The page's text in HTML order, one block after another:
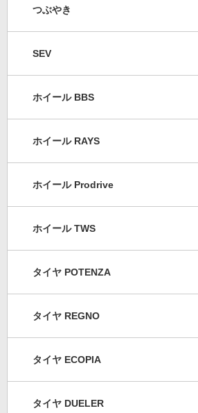
つぶやき
SEV
ホイール BBS
ホイール RAYS
ホイール Prodrive
ホイール TWS
タイヤ POTENZA
タイヤ REGNO
タイヤ ECOPIA
タイヤ DUELER